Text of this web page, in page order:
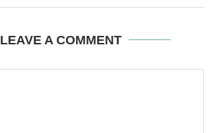
LEAVE A COMMENT